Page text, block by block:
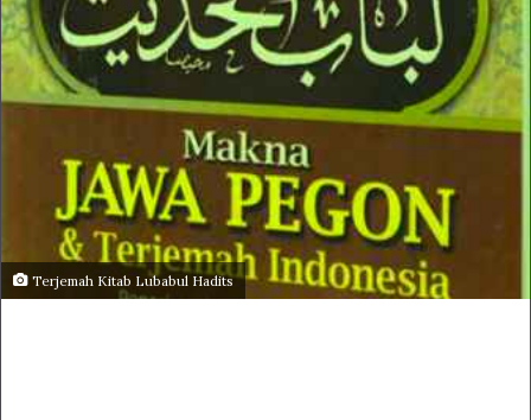
Terjemah Kitab Lubabul Hadits